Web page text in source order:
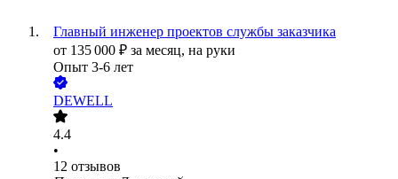
Главный инженер проектов службы заказчика
от 135 000 ₽ за месяц, на руки
Опыт 3-6 лет
DEWELL
4.4
•
12 отзывов